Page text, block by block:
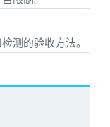
测的验收方法。